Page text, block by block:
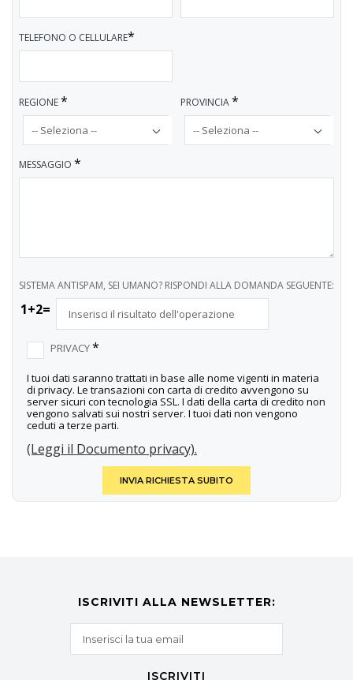
TELEFONO O CELLULARE*
REGIONE* PROVINCIA*
MESSAGGIO *
SISTEMA ANTISPAM, SEI UMANO? RISPONDI ALLA DOMANDA SEGUENTE:
1+2=
PRIVACY*
I tuoi dati saranno trattati in base alle nome vigenti in materia
di privacy. Le transazioni con carta di credito avvengono su
server sicuri con tecnologia SSL. I dati della carta di credito non
vengono salvati sui nostri server. I tuoi dati non vengono
ceduti a terze parti.
(Leggi il Documento privacy).
INVIA RICHIESTA SUBITO
ISCRIVITI ALLA NEWSLETTER:
ISCRIVITI